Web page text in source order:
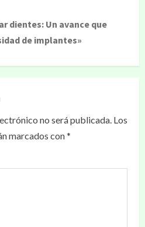
dientes: Un avance que
de implantes»
no será publicada. Los
marcados con*